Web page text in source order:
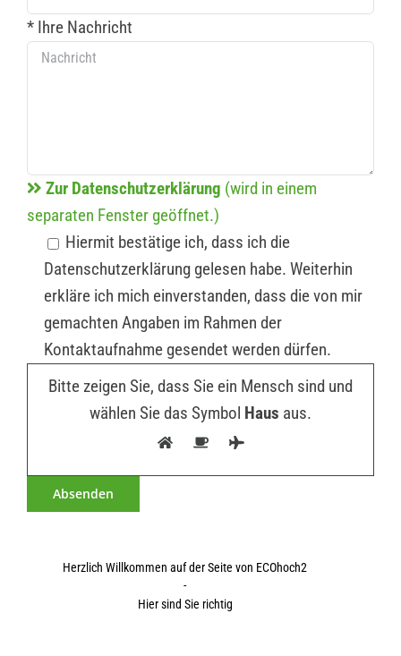
* Ihre Nachricht
Zur Datenschutzerklärung (wird in einem
separaten Fenster geöffnet.)
Hiermit bestätige ich, dass ich die
Datenschutzerklärung gelesen habe. Weiterhin
erkläre ich mich einverstanden, dass die von mir
gemachten Angaben im Rahmen der
Kontaktaufnahme gesendet werden dürfen.
Bitte zeigen Sie, dass Sie ein Mensch sind und
wählen Sie das Symbol Haus aus.
Herzlich Willkommen auf der Seite von ECOhoch2
-
Hier sind Sie richtig